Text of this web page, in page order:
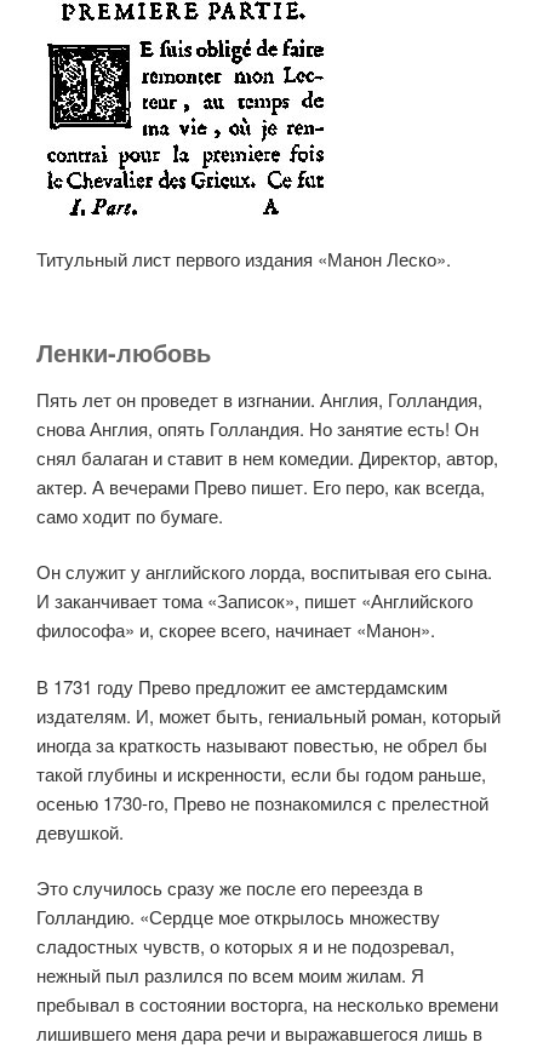
Титульный лист первого издания «Манон Леско».
Ленки-любовь
Пять лет он проведет в изгнании. Англия, Голландия,
снова Англия, опять Голландия. Но занятие есть! Он
снял балаган и ставит в нем комедии. Директор, автор,
актер. А вечерами Прево пишет. Его перо, как всегда,
само ходит по бумаге.
Он служит у английского лорда, воспитывая его сына.
И заканчивает тома «Записок», пишет «Английского
философа» и, скорее всего, начинает «Манон».
В 1731 году Прево предложит ее амстердамским
издателям. И, может быть, гениальный роман, который
иногда за краткость называют повестью, не обрел бы
такой глубины и искренности, если бы годом раньше,
осенью 1730-го, Прево не познакомился с прелестной
девушкой.
Это случилось сразу же после его переезда в
Голландию. «Сердце мое открылось множеству
сладостных чувств, о которых я и не подозревал,
нежный пыл разлился по всем моим жилам. Я
пребывал в состоянии восторга, на несколько времени
лишившего меня дара речи и выражавшегося лишь в